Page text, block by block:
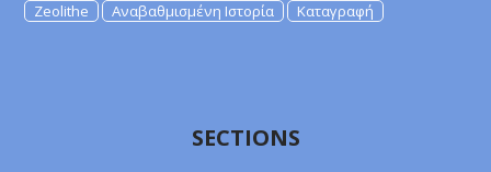
Zeolithe
Αναβαθμισμένη Ιστορία Καταγραφή
SECTIONS